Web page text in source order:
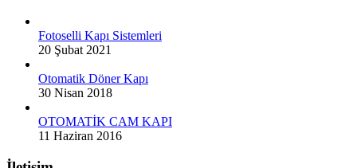
Fotoselli Kapı Sistemleri
20 Şubat 2021
Otomatik Döner Kapı
30 Nisan 2018
OTOMATİK CAM KAPI
11 Haziran 2016